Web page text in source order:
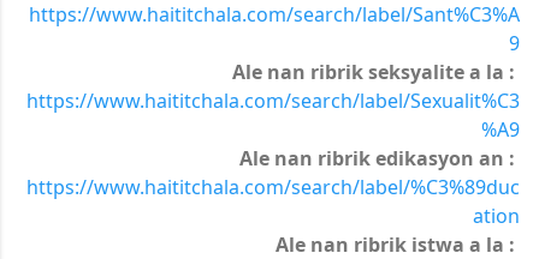
https://www.haititchala.com/search/label/Sant%C3%A
9
Ale nan ribrik seksyalite a la :
https://www.haititchala.com/search/label/Sexualit%C3
%A9
https://www.haititchala.com/search/label/%C3%89duc
ation
Ale nan ribrik istwa a la :